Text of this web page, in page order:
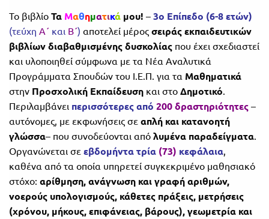
Το βιβλίο Τα Μαθηματικά μου! – 3ο Επίπεδο (6-8 ετών)
(τεύχη Α΄ και Β΄) αποτελεί μέρος σειράς εκπαιδευτικών
βιβλίων διαβαθμισμένης δυσκολίας που έχει σχεδιαστεί
και υλοποιηθεί σύμφωνα με τα Νέα Αναλυτικά
Προγράμματα Σπουδών του Ι.Ε.Π. για τα Μαθηματικά
στην Προσχολική Εκπαίδευση και στο Δημοτικό.
Περιλαμβάνει περισσότερες από 200 δραστηριότητες –
αυτόνομες, με εκφωνήσεις σε απλή και κατανοητή
γλώσσα– που συνοδεύονται από λυμένα παραδείγματα.
Οργανώνεται σε εβδομήντα τρία (73) κεφάλαια,
καθένα από τα οποία υπηρετεί συγκεκριμένο μαθησιακό
στόχο: αρίθμηση, ανάγνωση και γραφή αριθμών,
νοερούς υπολογισμούς, κάθετες πράξεις, μετρήσεις
(χρόνου, μήκους, επιφάνειας, βάρους), γεωμετρία και